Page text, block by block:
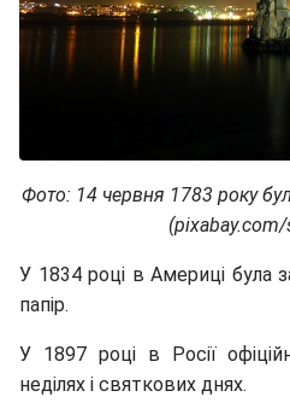
Фото: 14 червня 1783 року
У 1834 році в Америці була
папір.
У 1897 році в Росії
неділях і святкових днях.